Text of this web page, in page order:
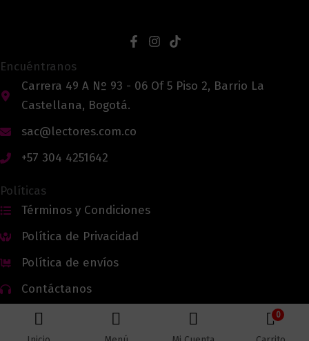
Encuéntranos
Carrera 49 A Nº 93 - 06 Of 5 Piso 2, Barrio La
Castellana, Bogotá.
sac@lectores.com.co
+57 304 4251642
Políticas
Términos y Condiciones
Política de Privacidad
Política de envíos
Contáctanos
0